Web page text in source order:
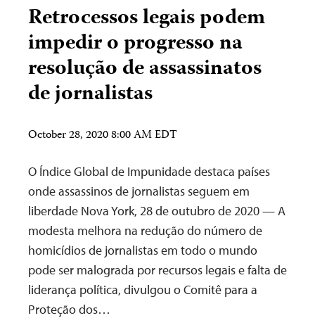
Retrocessos legais podem
impedir o progresso na
resolução de assassinatos
de jornalistas
October 28, 2020 8:00 AM EDT
O Índice Global de Impunidade destaca países
onde assassinos de jornalistas seguem em
liberdade Nova York, 28 de outubro de 2020 — A
modesta melhora na redução do número de
homicídios de jornalistas em todo o mundo
pode ser malograda por recursos legais e falta de
liderança política, divulgou o Comitê para a
Proteção dos…